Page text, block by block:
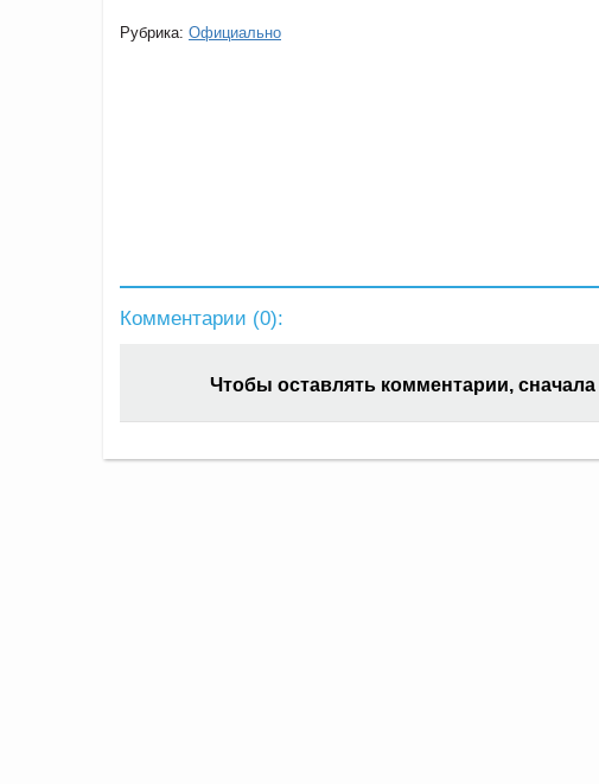
Рубрика: Официально
Комментарии (0):
Чтобы оставлять комментарии, сначала